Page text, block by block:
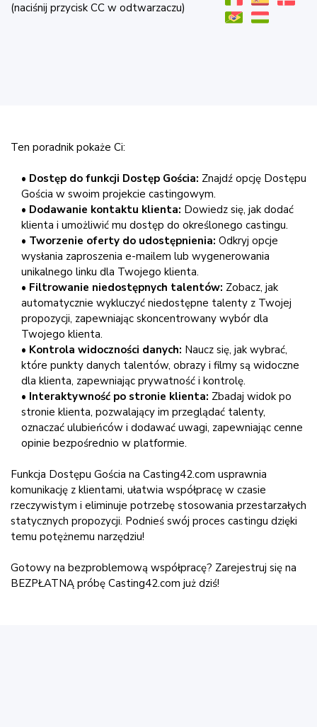
(naciśnij przycisk CC w odtwarzaczu)
Ten poradnik pokaże Ci:
• Dostęp do funkcji Dostęp Gościa: Znajdź opcję Dostępu
Gościa w swoim projekcie castingowym.
• Dodawanie kontaktu klienta: Dowiedz się, jak dodać
klienta i umożliwić mu dostęp do określonego castingu.
• Tworzenie oferty do udostępnienia: Odkryj opcje
wysłania zaproszenia e-mailem lub wygenerowania
unikalnego linku dla Twojego klienta.
• Filtrowanie niedostępnych talentów: Zobacz, jak
automatycznie wykluczyć niedostępne talenty z Twojej
propozycji, zapewniając skoncentrowany wybór dla
Twojego klienta.
• Kontrola widoczności danych: Naucz się, jak wybrać,
które punkty danych talentów, obrazy i filmy są widoczne
dla klienta, zapewniając prywatność i kontrolę.
• Interaktywność po stronie klienta: Zbadaj widok po
stronie klienta, pozwalający im przeglądać talenty,
oznaczać ulubieńców i dodawać uwagi, zapewniając cenne
opinie bezpośrednio w platformie.
Funkcja Dostępu Gościa na Casting42.com usprawnia
komunikację z klientami, ułatwia współpracę w czasie
rzeczywistym i eliminuje potrzebę stosowania przestarzałych
statycznych propozycji. Podnieś swój proces castingu dzięki
temu potężnemu narzędziu!
Gotowy na bezproblemową współpracę? Zarejestruj się na
BEZPŁATNĄ próbę Casting42.com już dziś!